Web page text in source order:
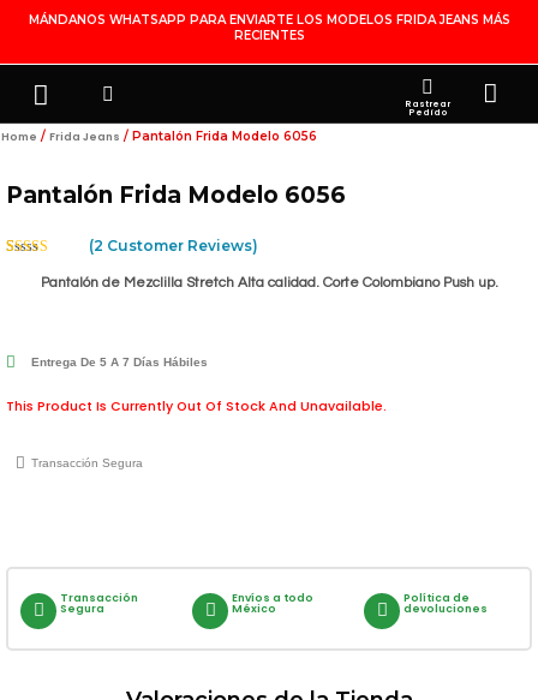
Contenido
MÁNDANOS WHATSAPP PARA ENVIARTE LOS MODELOS FRIDA JEANS MÁS
RECIENTES
MenuSearch Rastrear
Pedido
Home / Frida Jeans / Pantalón Frida Modelo 6056
Pantalón Frida Modelo 6056
Out Of 5
(2 Customer Reviews)
Pantalón de Mezclilla Stretch Alta calidad. Corte Colombiano Push up.
Entrega De 5 A 7 Días Hábiles
This Product Is Currently Out Of Stock And Unavailable.
Transacción Segura
Transacción
Segura
Envíos a todo
México
Política de
devoluciones